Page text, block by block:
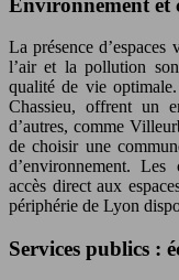
La présence
l’air et la pollution
qualité de vie
Chassieu, offrent un
d’autres, comme
de choisir une
d’environnement.
accès direct aux
périphérie de Lyon
Services publics :